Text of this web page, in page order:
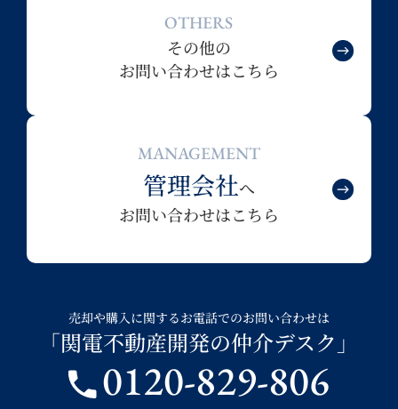
OTHERS
その他の
お問い合わせはこちら
MANAGEMENT
管理会社へ
お問い合わせはこちら
売却や購入に関するお電話でのお問い合わせは
「関電不動産開発の仲介デスク」
0120-829-806